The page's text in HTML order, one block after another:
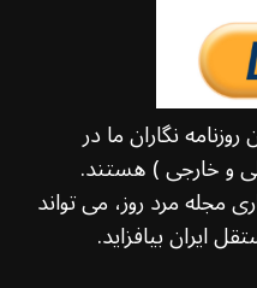
نگاران ما در
و خارجی ) هستند.
مجله مرد روز، می تواند
ایران بیافزاید.